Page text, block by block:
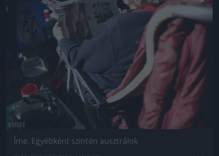
Jön még kép!
Íme. Egyébként szintén ausztrálok